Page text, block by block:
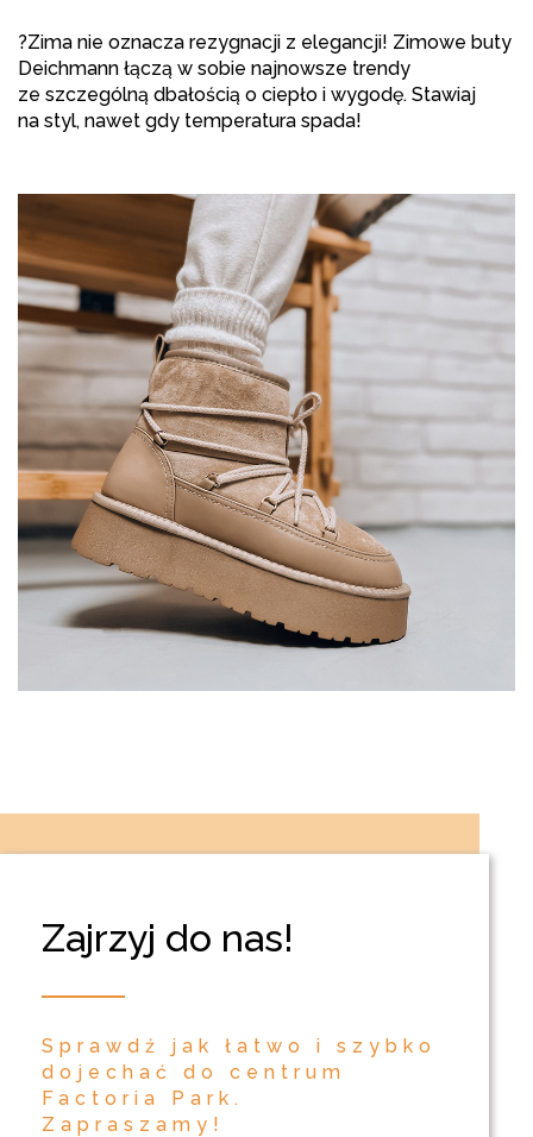
?Zima nie oznacza rezygnacji z elegancji! Zimowe buty
Deichmann łączą w sobie najnowsze trendy
ze szczególną dbałością o ciepło i wygodę. Stawiaj
na styl, nawet gdy temperatura spada!
Zajrzyj do nas!
Sprawdź jak łatwo i szybko
dojechać do centrum
Factoria Park.
Zapraszamy!